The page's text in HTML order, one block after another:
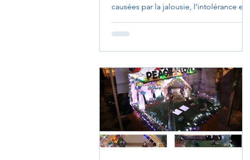
causées par la jalousie, l’intolérance et le